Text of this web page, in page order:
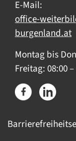
E-Mail:
office-
burgenland.at
Montag bis
Freitag: 08:00